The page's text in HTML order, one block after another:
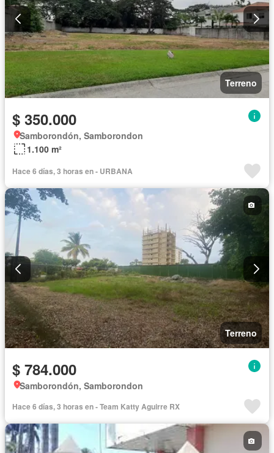
Terreno
$ 350.000
Samborondón, Samborondon
1.100 m²
Hace 6 días, 3 horas en - URBANA
Terreno
$ 784.000
Samborondón, Samborondon
Hace 6 días, 3 horas en - Team Katty Aguirre RX